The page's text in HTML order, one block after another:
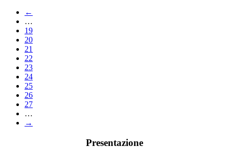
←
…
19
20
21
22
23
24
25
26
27
…
→
Presentazione